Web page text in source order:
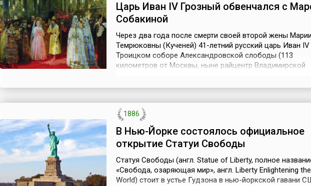
Царь Иван IV Грозный обвенчался с
Собакиной
Через два года после смерти своей второй жены Марии
Темрюковны (Кученей) 41-летний русский царь Иван IV
Троицком соборе Александровской слободы (113
километров от Москвы, ныне райцентр Владимирской
государя она стала после победы на смотрин...
1886
В Нью-Йорке состоялось официальное
открытие Статуи Свободы
Статуя Свободы (англ. Statue of Liberty, полное
«Свобода, озаряющая мир», англ. Liberty Enlightening the
World) стоит в устье Гудзона в нью-йоркской гавани